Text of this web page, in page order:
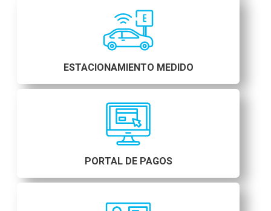
ESTACIONAMIENTO MEDIDO
PORTAL DE PAGOS